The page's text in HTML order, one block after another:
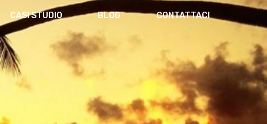
CASI STUDIO BLOG CONTATTACI